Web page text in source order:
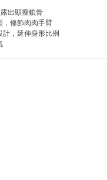
出顯瘦鎖骨
，修飾肉肉手臂
計，延伸身形比例